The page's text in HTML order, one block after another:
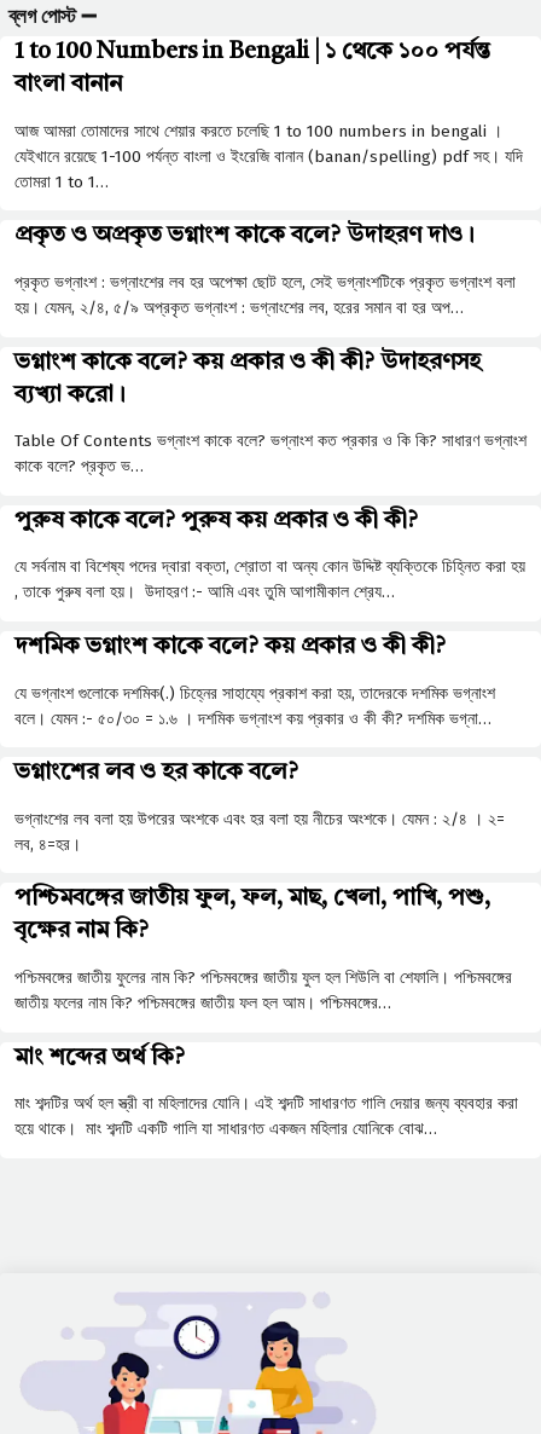
ব্লগ পোস্ট ➖
1 to 100 Numbers in Bengali | ১ থেকে ১০০ পর্যন্ত
বাংলা বানান
আজ আমরা তোমাদের সাথে শেয়ার করতে চলেছি 1 to 100 numbers in bengali ।
যেইখানে রয়েছে 1-100 পর্যন্ত বাংলা ও ইংরেজি বানান (banan/spelling) pdf সহ। যদি
তোমরা 1 to 1…
প্রকৃত ও অপ্রকৃত ভগ্নাংশ কাকে বলে? উদাহরণ দাও।
প্রকৃত ভগ্নাংশ : ভগ্নাংশের লব হর অপেক্ষা ছােট হলে, সেই ভগ্নাংশটিকে প্রকৃত ভগ্নাংশ বলা
হয়। যেমন, ২/৪, ৫/৯ অপ্রকৃত ভগ্নাংশ : ভগ্নাংশের লব, হরের সমান বা হর অপ…
ভগ্নাংশ কাকে বলে? কয় প্রকার ও কী কী? উদাহরণসহ
ব্যখ্যা করো।
Table Of Contents ভগ্নাংশ কাকে বলে? ভগ্নাংশ কত প্রকার ও কি কি? সাধারণ ভগ্নাংশ
কাকে বলে? প্রকৃত ভ…
পুরুষ কাকে বলে? পুরুষ কয় প্রকার ও কী কী?
যে সর্বনাম বা বিশেষ্য পদের দ্বারা বক্তা, শ্রোতা বা অন্য কোন উদ্দিষ্ট ব্যক্তিকে চিহ্নিত করা হয়
, তাকে পুরুষ বলা হয়। উদাহরণ :- আমি এবং তুমি আগামীকাল শ্রেয…
দশমিক ভগ্নাংশ কাকে বলে? কয় প্রকার ও কী কী?
যে ভগ্নাংশ গুলোকে দশমিক(.) চিহ্নের সাহায্যে প্রকাশ করা হয়, তাদেরকে দশমিক ভগ্নাংশ
বলে। যেমন :- ৫০/৩০ = ১.৬ । দশমিক ভগ্নাংশ কয় প্রকার ও কী কী? দশমিক ভগ্না…
ভগ্নাংশের লব ও হর কাকে বলে?
ভগ্নাংশের লব বলা হয় উপরের অংশকে এবং হর বলা হয় নীচের অংশকে। যেমন : ২/৪ । ২=
লব, ৪=হর।
পশ্চিমবঙ্গের জাতীয় ফুল, ফল, মাছ, খেলা, পাখি, পশু,
বৃক্ষের নাম কি?
পশ্চিমবঙ্গের জাতীয় ফুলের নাম কি? পশ্চিমবঙ্গের জাতীয় ফুল হল শিউলি বা শেফালি। পশ্চিমবঙ্গের
জাতীয় ফলের নাম কি? পশ্চিমবঙ্গের জাতীয় ফল হল আম। পশ্চিমবঙ্গের…
মাং শব্দের অর্থ কি?
মাং শব্দটির অর্থ হল স্ত্রী বা মহিলাদের যোনি। এই শব্দটি সাধারণত গালি দেয়ার জন্য ব্যবহার করা
হয়ে থাকে। মাং শব্দটি একটি গালি যা সাধারণত একজন মহিলার যোনিকে বোঝ…